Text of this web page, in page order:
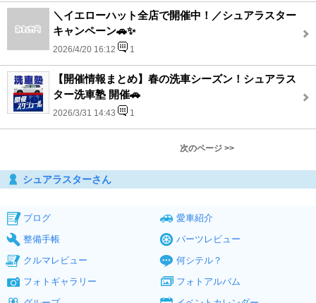
＼イエローハット全店で開催中！／シュアラスター
キャンペーン🚗✨
2026/4/20 16:12 1
【開催情報まとめ】春の洗車シーズン！シュアラス
ター洗車塾 開催🚗
2026/3/31 14:43 1
次のページ >>
シュアラスターさん
ブログ
愛車紹介
整備手帳
パーツレビュー
クルマレビュー
何シテル？
フォトギャラリー
フォトアルバム